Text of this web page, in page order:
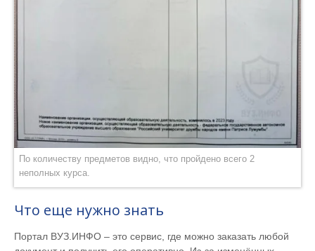
По количеству предметов видно, что пройдено всего 2
неполных курса.
Что еще нужно знать
Портал ВУЗ.ИНФО – это сервис, где можно заказать любой